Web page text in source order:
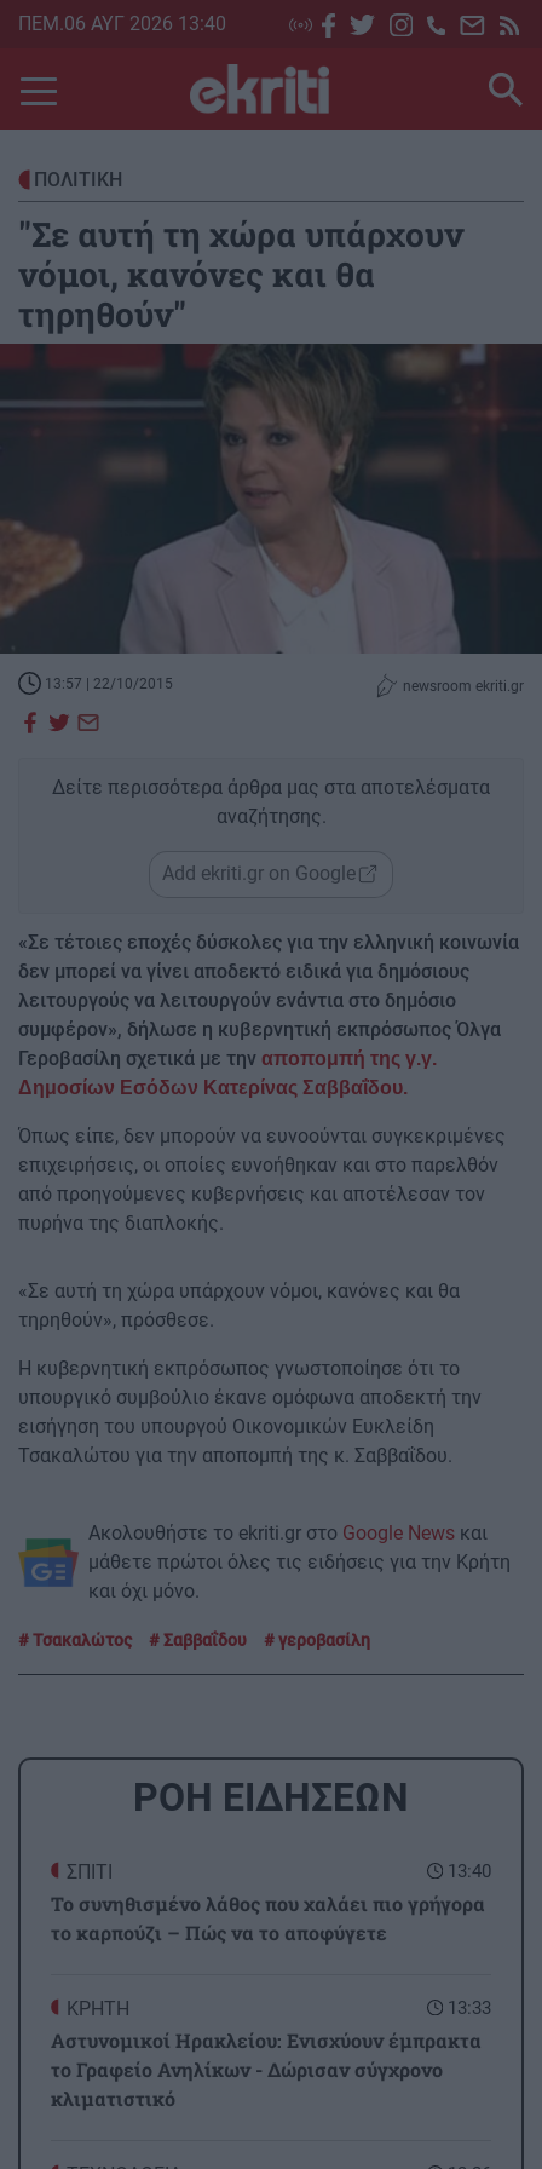
Skip
main
content
ΠΕΜ.06 ΑΥΓ 2026 13:40
ΠΟΛΙΤΙΚΗ
"Σε αυτή τη χώρα υπάρχουν
νόμοι, κανόνες και θα
τηρηθούν"
13:57 | 22/10/2015 newsroom ekriti.gr
Δείτε περισσότερα άρθρα μας στα αποτελέσματα
αναζήτησης.
Add ekriti.gr on Google
«Σε τέτοιες εποχές δύσκολες για την ελληνική κοινωνία
δεν μπορεί να γίνει αποδεκτό ειδικά για δημόσιους
λειτουργούς να λειτουργούν ενάντια στο δημόσιο
συμφέρον», δήλωσε η κυβερνητική εκπρόσωπος Όλγα
Γεροβασίλη σχετικά με την αποπομπή της γ.γ.
Δημοσίων Εσόδων Κατερίνας Σαββαΐδου.
Όπως είπε, δεν μπορούν να ευνοούνται συγκεκριμένες
επιχειρήσεις, οι οποίες ευνοήθηκαν και στο παρελθόν
από προηγούμενες κυβερνήσεις και αποτέλεσαν τον
πυρήνα της διαπλοκής.
«Σε αυτή τη χώρα υπάρχουν νόμοι, κανόνες και θα
τηρηθούν», πρόσθεσε.
Η κυβερνητική εκπρόσωπος γνωστοποίησε ότι το
υπουργικό συμβούλιο έκανε ομόφωνα αποδεκτή την
εισήγηση του υπουργού Οικονομικών Ευκλείδη
Τσακαλώτου για την αποπομπή της κ. Σαββαΐδου.
Ακολουθήστε το ekriti.gr στο Google News και
μάθετε πρώτοι όλες τις ειδήσεις για την Κρήτη
και όχι μόνο.
Τσακαλώτος Σαββαΐδου γεροβασίλη
ΡΟΗ ΕΙΔΗΣΕΩΝ
13:40
ΣΠΙΤΙ
Το συνηθισμένο λάθος που χαλάει πιο γρήγορα
το καρπούζι – Πώς να το αποφύγετε
13:33
ΚΡΗΤΗ
Αστυνομικοί Ηρακλείου: Ενισχύουν έμπρακτα
το Γραφείο Ανηλίκων - Δώρισαν σύγχρονο
κλιματιστικό